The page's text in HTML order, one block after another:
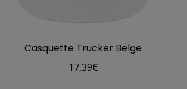
Casquette Trucker Belge
17,39€